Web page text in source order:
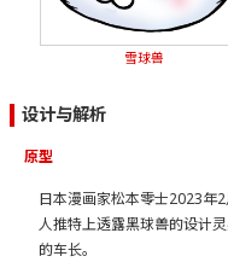
雪球兽
设计与解析
原型
日本漫画家松本零士2023年
人推特上透露黑球兽的设计
的车长。